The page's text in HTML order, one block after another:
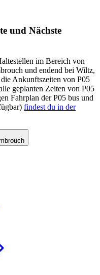
und Nächste
im Bereich von
und endend bei Wiltz,
Ankunftszeiten von P05
geplanten Zeiten von P05
Fahrplan der P05 bus und
findest du in der